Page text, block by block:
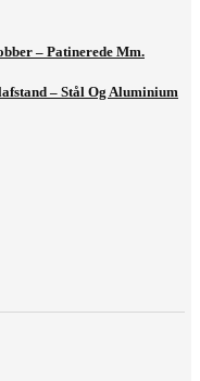
– Patinerede Mm.
– Stål Og Aluminium